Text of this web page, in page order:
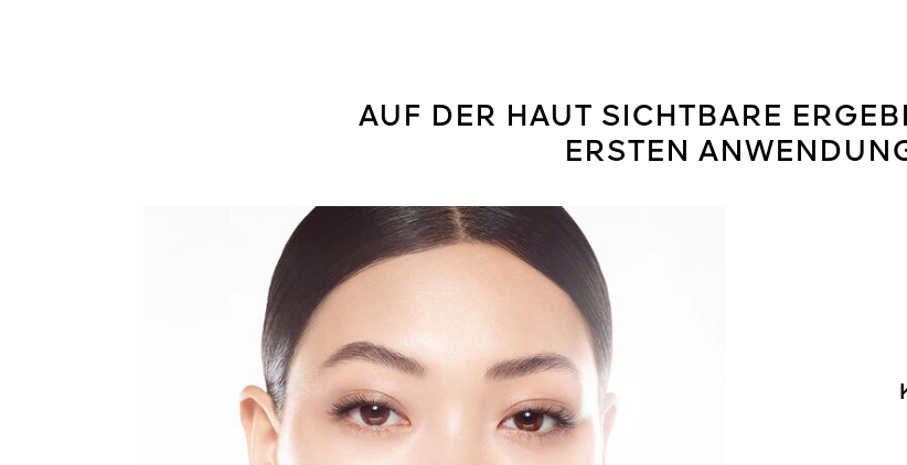
langen Reise oder einer kurzen Nacht zu
AUF DER HAUT SICHTBARE
ERSTEN